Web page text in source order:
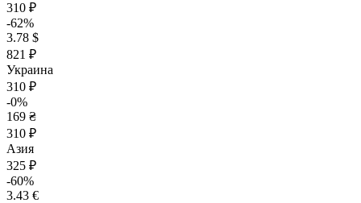
310 ₽
-62%
3.78 $
821 ₽
Украина
310 ₽
-0%
169 ₴
310 ₽
Азия
325 ₽
-60%
3.43 €